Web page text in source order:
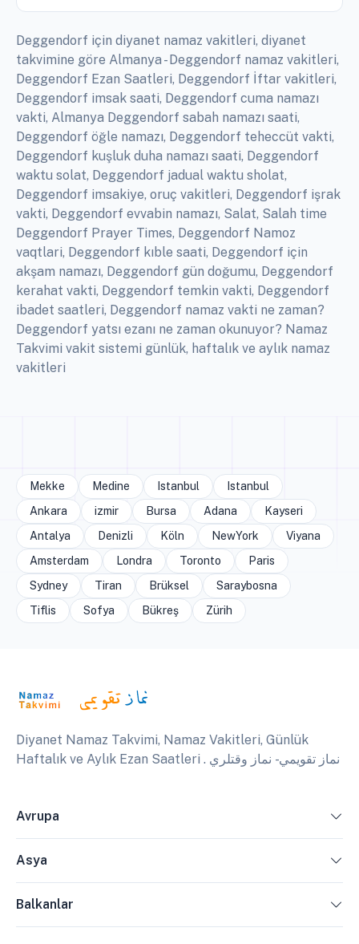
Deggendorf için diyanet namaz vakitleri, diyanet
takvimine göre Almanya - Deggendorf namaz vakitleri,
Deggendorf Ezan Saatleri, Deggendorf İftar vakitleri,
Deggendorf imsak saati, Deggendorf cuma namazı
vakti, Almanya Deggendorf sabah namazı saati,
Deggendorf öğle namazı, Deggendorf teheccüt vakti,
Deggendorf kuşluk duha namazı saati, Deggendorf
waktu solat, Deggendorf jadual waktu sholat,
Deggendorf imsakiye, oruç vakitleri, Deggendorf işrak
vakti, Deggendorf evvabin namazı, Salat, Salah time
Deggendorf Prayer Times, Deggendorf Namoz
vaqtlari, Deggendorf kıble saati, Deggendorf için
akşam namazı, Deggendorf gün doğumu, Deggendorf
kerahat vakti, Deggendorf temkin vakti, Deggendorf
ibadet saatleri, Deggendorf namaz vakti ne zaman?
Deggendorf yatsı ezanı ne zaman okunuyor? Namaz
Takvimi vakit sistemi günlük, haftalık ve aylık namaz
vakitleri
Mekke Medine Istanbul
Istanbul
Ankara
izmir Bursa Adana
Kayseri
Antalya
Denizli Köln NewYork
Viyana
Amsterdam
Londra Toronto
Paris
Sydney
Tiran Brüksel
Saraybosna
Tiflis
Sofya Bükreş Zürih
Diyanet Namaz Takvimi, Namaz Vakitleri, Günlük
Haftalık ve Aylık Ezan Saatleri . نماز تقويمي - نماز وقتلري
Avrupa
Asya
Balkanlar